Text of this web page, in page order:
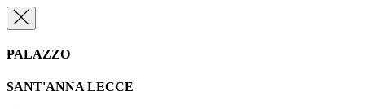
PALAZZO
SANT'ANNA LECCE